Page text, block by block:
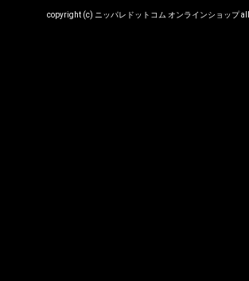
copyright (c) ニッパレドットコム オンラインショップ